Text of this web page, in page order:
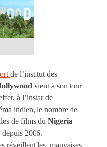
de l’institut des
vient à son tour
à l’instar de
indien, le nombre de
de films du Nigeria
depuis 2006.
réveillent les mauvaises